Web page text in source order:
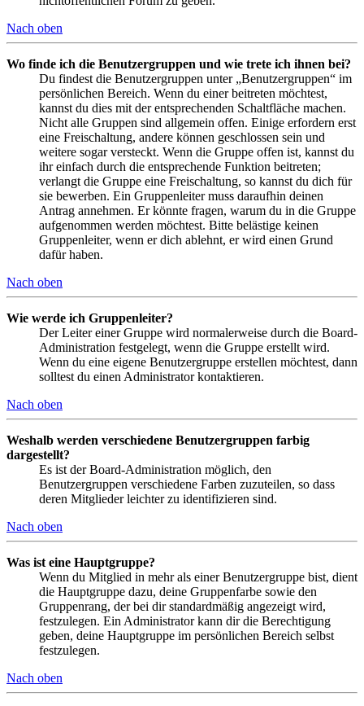
Nach oben
Wo finde ich die Benutzergruppen und wie trete ich ihnen bei?
Du findest die Benutzergruppen unter „Benutzergruppen“ im
persönlichen Bereich. Wenn du einer beitreten möchtest,
kannst du dies mit der entsprechenden Schaltfläche machen.
Nicht alle Gruppen sind allgemein offen. Einige erfordern erst
eine Freischaltung, andere können geschlossen sein und
weitere sogar versteckt. Wenn die Gruppe offen ist, kannst du
ihr einfach durch die entsprechende Funktion beitreten;
verlangt die Gruppe eine Freischaltung, so kannst du dich für
sie bewerben. Ein Gruppenleiter muss daraufhin deinen
Antrag annehmen. Er könnte fragen, warum du in die Gruppe
aufgenommen werden möchtest. Bitte belästige keinen
Gruppenleiter, wenn er dich ablehnt, er wird einen Grund
dafür haben.
Nach oben
Wie werde ich Gruppenleiter?
Der Leiter einer Gruppe wird normalerweise durch die Board-
Administration festgelegt, wenn die Gruppe erstellt wird.
Wenn du eine eigene Benutzergruppe erstellen möchtest, dann
solltest du einen Administrator kontaktieren.
Nach oben
Weshalb werden verschiedene Benutzergruppen farbig
dargestellt?
Es ist der Board-Administration möglich, den
Benutzergruppen verschiedene Farben zuzuteilen, so dass
deren Mitglieder leichter zu identifizieren sind.
Nach oben
Was ist eine Hauptgruppe?
Wenn du Mitglied in mehr als einer Benutzergruppe bist, dient
die Hauptgruppe dazu, deine Gruppenfarbe sowie den
Gruppenrang, der bei dir standardmäßig angezeigt wird,
festzulegen. Ein Administrator kann dir die Berechtigung
geben, deine Hauptgruppe im persönlichen Bereich selbst
festzulegen.
Nach oben